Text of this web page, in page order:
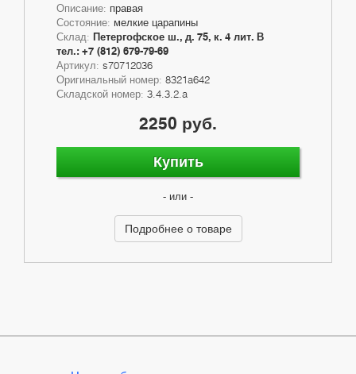
Описание: правая
Состояние: мелкие царапины
Склад: Петергофское ш., д. 75, к. 4 лит. В
тел.: +7 (812) 679-79-69
Артикул: s70712036
Оригинальный номер: 8321a642
Складской номер: 3.4.3.2.a
2250 руб.
Купить
- или -
Подробнее о товаре